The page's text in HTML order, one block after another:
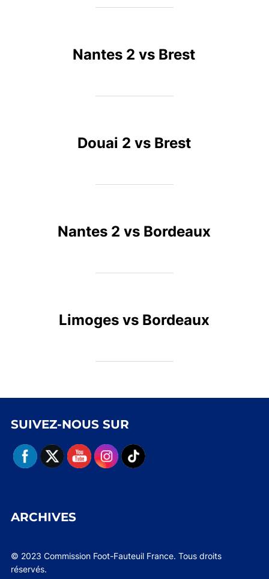
Nantes 2 vs Brest
Douai 2 vs Brest
Nantes 2 vs Bordeaux
Limoges vs Bordeaux
SUIVEZ-NOUS SUR
ARCHIVES
© 2023 Commission Foot-Fauteuil France. Tous droits
réservés.